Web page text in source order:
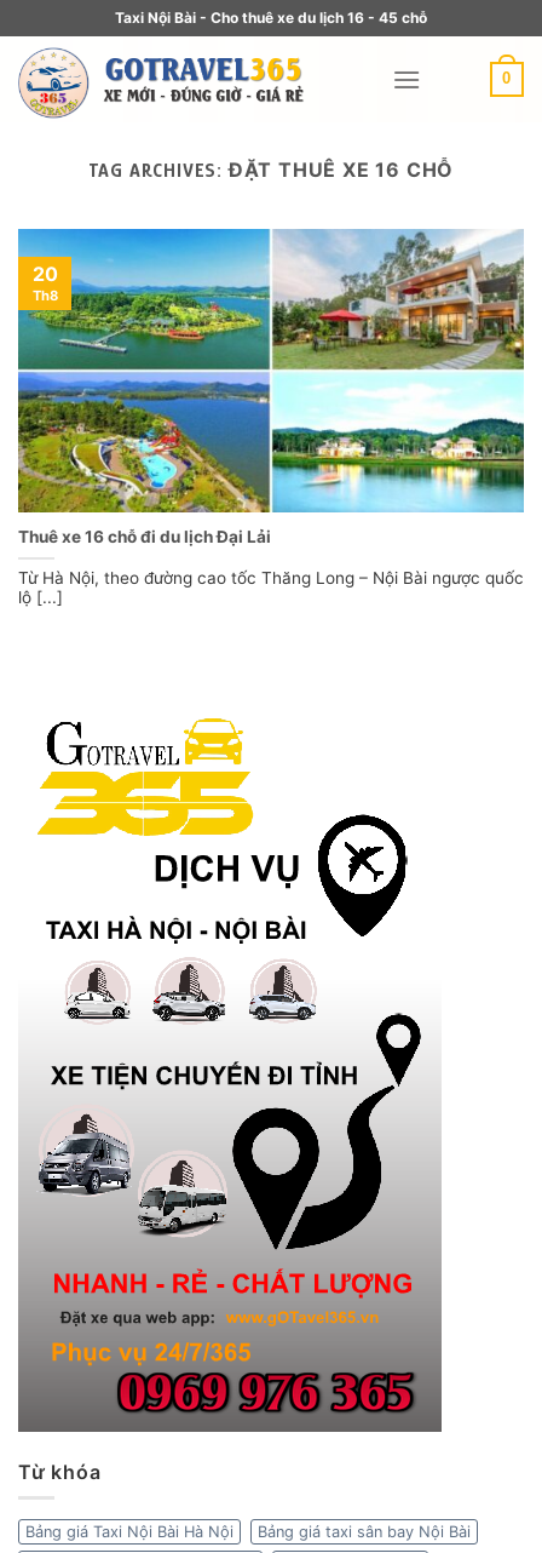
Taxi Nội Bài - Cho thuê xe du lịch 16 - 45 chỗ
0
TAG ARCHIVES:ĐẶT THUÊ XE 16 CHỖ
Thuê xe 16 chỗ đi du lịch Đại Lải
Từ Hà Nội, theo đường cao tốc Thăng Long – Nội Bài ngược quốc
lộ [...]
20
Th8
Từ khóa
Bảng giá Taxi Nội Bài Hà Nội
Bảng giá taxi sân bay Nội Bài